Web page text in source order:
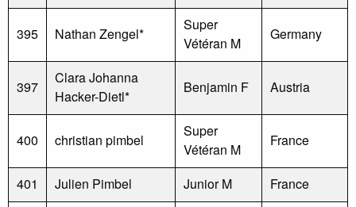
395 Nathan Zengel*
Super
Vétéran M
Germany
397
Clara Johanna
Hacker-Dietl*
Benjamin F Austria
400 christian pimbel
Super
Vétéran M
France
401 Julien Pimbel Junior M France